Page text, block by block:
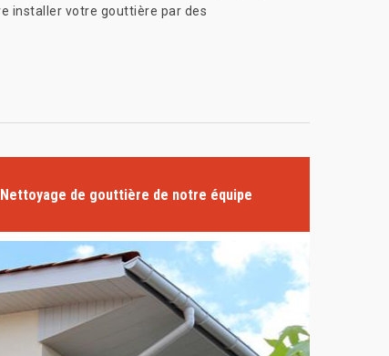
installer votre gouttière par des
de gouttière de notre équipe